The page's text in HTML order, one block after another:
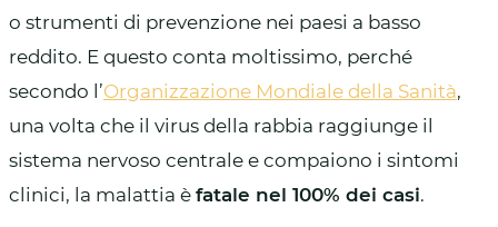
o strumenti di prevenzione nei paesi a basso
reddito. E questo conta moltissimo, perché
secondo l’Organizzazione Mondiale della Sanità,
una volta che il virus della rabbia raggiunge il
sistema nervoso centrale e compaiono i sintomi
clinici, la malattia è fatale nel 100% dei casi.